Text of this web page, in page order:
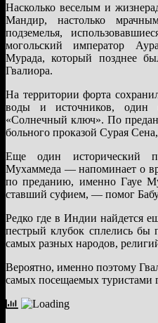
Насколько веселым и
Мандир, настолько
подземелья,
могольский император
Мурада, который позднее
Гвалиора.
На территории форта
воды и источников, один
«Солнечный ключ». По
больного проказой Сурая
Еще один исторический
Мухаммеда — напоминает о
по преданию, именно Гауе
ставший суфием, — помог
Редко где в Индии найдется
пестрый клубок сплелись бы
самых разных народов,
Вероятно, именно поэтому
самых посещаемых туристами